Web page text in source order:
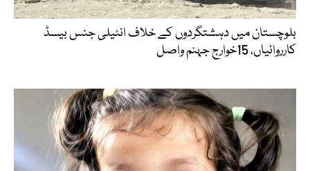
بلوچستان میں دہشتگردوں کے خلاف انٹیلی جنس بیسڈ
کارروائیاں، 15خوارج جہنم واصل